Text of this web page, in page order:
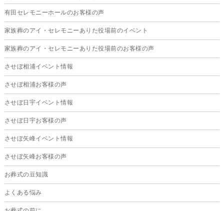
有田セレモニーホールのお客様の声
家族葬のアイ・セレモニーありた役場前のイベント
家族葬のアイ・セレモニーありた役場前のお客様の声
させぼ相浦イベント情報
させぼ相浦お客様の声
させぼ日宇イベント情報
させぼ日宇お客様の声
させぼ矢峰イベント情報
させぼ矢峰お客様の声
お葬式の豆知識
よくある悩み